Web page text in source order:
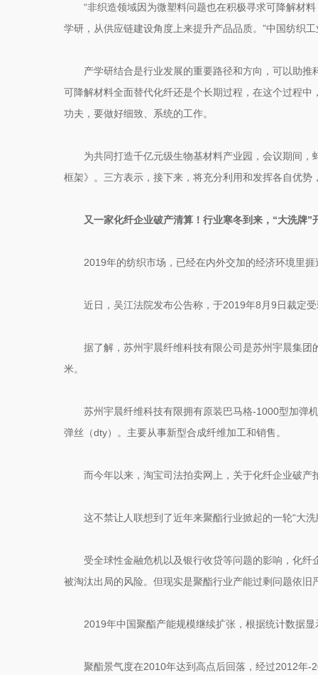
“非织造领域因为微塑料问题也在积极寻求可降解材
学研，从供应链建设角度上来提升产品品质。”中国纺织
产学研结合是行业发展的重要路径和方向，可以助
可降解材料全面替代化纤还是个长期过程，在这个过程
功夫，要做好细致、系统的工作。
为共同打造千亿元级生物基材料产业园，会议期间
框架》。三方表示，接下来，将充分利用和发挥各自优
又一家化纤企业破产清算！行业寒冬到来，“大洗牌”
2019年的纺织市场，已经在内外交加的经济环境里
近日，吴江法院发布公告称，于2019年8月9日裁定
据了解，苏州宇晨纤维科技有限公司是苏州宇晨集
米。
苏州宇晨纤维科技有限拥有原装巴马格-1000型加弹
弹丝（dty）。主要从事新型合成纤维加工和销售。
而今年以来，淘宝司法拍卖网上，关于化纤企业破产
这不禁让人联想到了近年来聚酯行业掀起的一轮“大洗
受全球性金融危机以及银行收贷等问题的影响，化
被淘汰出局的风险。但现实是聚酯行业产能过剩问题依旧
2019年中国聚酯产能规模继续扩张，根据统计数据
聚酯景气度在2010年达到高点后回落，经过2012年